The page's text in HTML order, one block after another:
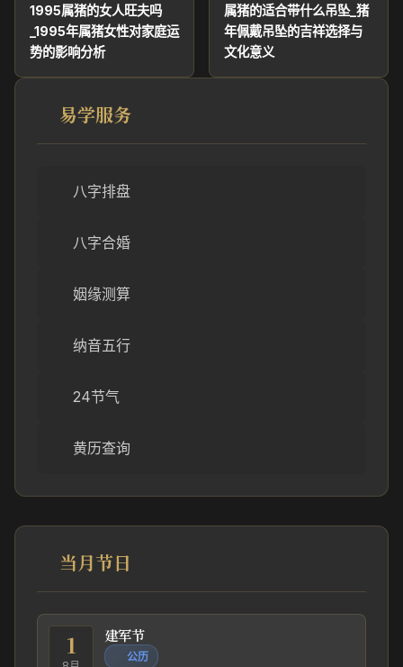
1995属猪的女人旺夫吗
_1995年属猪女性对家庭运
势的影响分析
属猪的适合带什么吊坠_猪
年佩戴吊坠的吉祥选择与
文化意义
易学服务
八字排盘
八字合婚
姻缘测算
纳音五行
24节气
黄历查询
当月节日
1 建军节
公历